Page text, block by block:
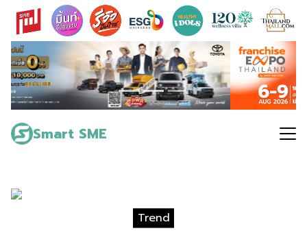
Skip
content
Smart SME
Search
for:
Trend